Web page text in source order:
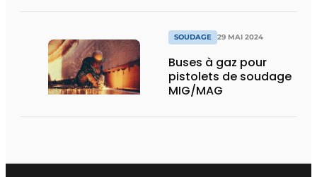
SOUDAGE 29 MAI 2024
Buses à gaz pour
pistolets de soudage
MIG/MAG